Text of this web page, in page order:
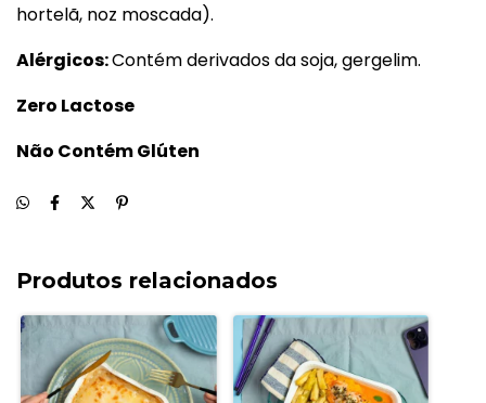
hortelã, noz moscada).
Alérgicos:Contém derivados da soja, gergelim.
Zero Lactose
Não Contém Glúten
Produtos relacionados